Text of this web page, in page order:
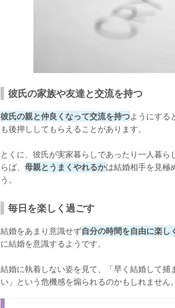
彼氏の家族や友達と交流を持つ
彼氏の親と仲良くなって交流を持つようにする
も後押ししてもらえることがあります。
とくに、彼氏が実家暮らしであったり一人暮
らば、 母親とうまくやれるかは結婚相手を見極
う。
毎日を楽しく過ごす
結婚をあまり意識せず自分の時間を自由に楽し
に結婚を意識するようです。
結婚に執着しない姿を見て、「早く結婚して
い」という危機感を煽られるのかもしれません。